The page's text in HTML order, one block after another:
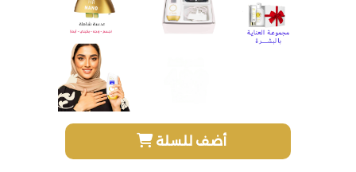
أضف للسلة